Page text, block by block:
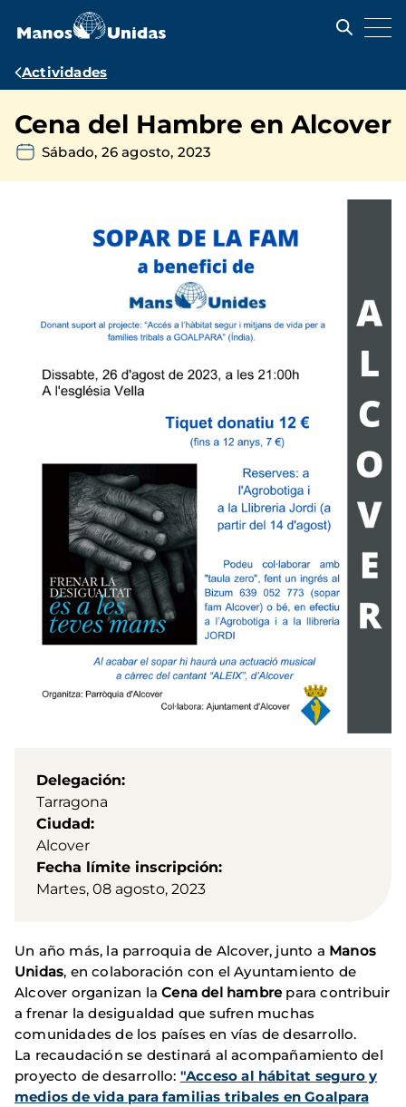
contenido
Ruta
navegación
Actividades
Cena del Hambre en Alcover
Sábado, 26 agosto, 2023
Delegación
Tarragona
Ciudad
Alcover
Fecha límite inscripción
Martes, 08 agosto, 2023
Un año más, la parroquia de Alcover, junto a Manos
Unidas, en colaboración con el Ayuntamiento de
Alcover organizan laCena del hambrepara contribuir
a frenar la desigualdad que sufren muchas
comunidades de los países en vías de desarrollo.
La recaudación se destinará al acompañamiento del
proyecto de desarrollo: "Acceso al hábitat seguro y
medios de vida para familias tribales en Goalpara